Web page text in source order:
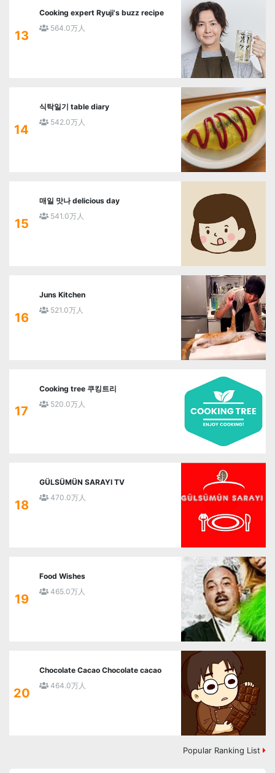
13
Cooking expert Ryuji's buzz recipe
564.0万人
14
식탁일기 table diary
542.0万人
15
매일 맛나 delicious day
541.0万人
16
Juns Kitchen
521.0万人
17
Cooking tree 쿠킹트리
520.0万人
18
GÜLSÜMÜN SARAYI TV
470.0万人
19
Food Wishes
465.0万人
20
Chocolate Cacao Chocolate cacao
464.0万人
Popular Ranking List